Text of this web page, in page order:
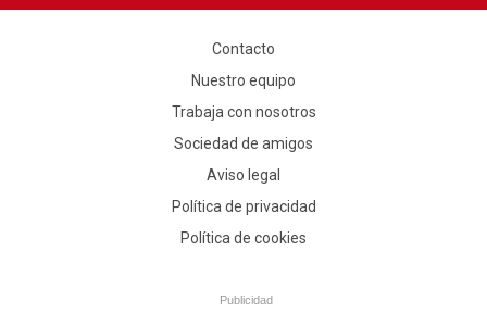
Contacto
Nuestro equipo
Trabaja con nosotros
Sociedad de amigos
Aviso legal
Política de privacidad
Política de cookies
Publicidad